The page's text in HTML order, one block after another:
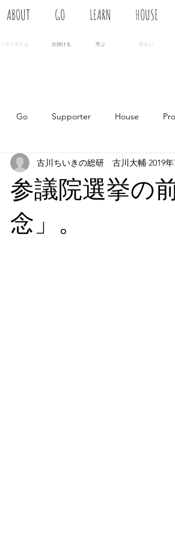
ABOUT GO LEARN HOUSE
ソマミチとは 出掛ける 学ぶ 住まい
Go Supporter House
参議院選挙の
念」。
古川ちいきの総研 古川大輔 2019